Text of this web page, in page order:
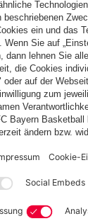
als Ort für
Pause so
Uli Goldmann,
um
das ganze
wollen
für alle Gäste